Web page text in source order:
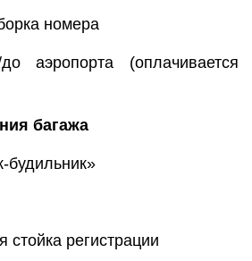
номера
аэропорта (оплачивается
багажа
будильник»
стойка регистрации